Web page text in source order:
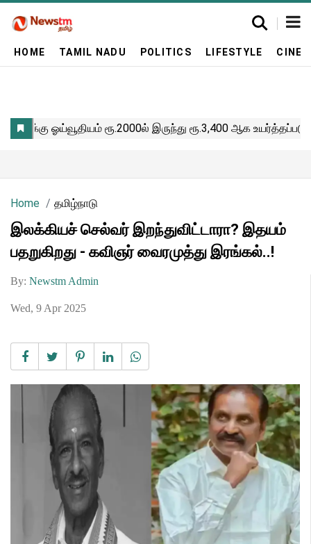
HOME TAMIL NADU POLITICS LIFESTYLE
Home தமிழ்நாடு
இலக்கியச் செல்வர் இறந்துவிட்டாரா? இதயம்
பதறுகிறது - கவிஞர் வைரமுத்து இரங்கல்..!
By: Newstm Admin
Wed, 9 Apr 2025